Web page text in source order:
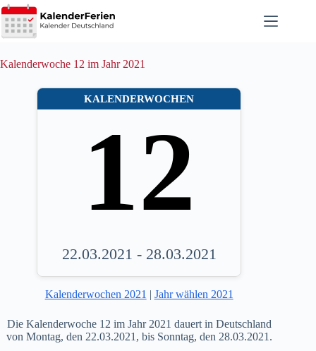
Zum
Inhalt
springen
Kalenderwoche 12 im Jahr 2021
KALENDERWOCHEN
12
22.03.2021 - 28.03.2021
Kalenderwochen 2021 | Jahr wählen 2021
Die Kalenderwoche 12 im Jahr 2021 dauert in Deutschland
von Montag, den 22.03.2021, bis Sonntag, den 28.03.2021.